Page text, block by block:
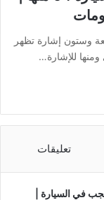
وستون إشارة تظهر
للإشارة…
تعليقات
في السيارة |